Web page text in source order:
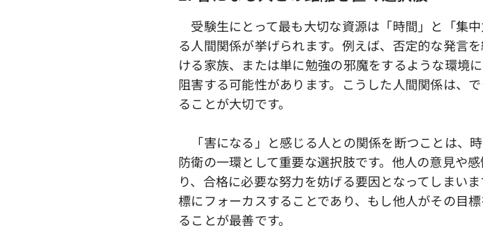
受験生にとって最も大切な資源は「時間」と「集
る人間関係が挙げられます。例えば、否定的な発言
ける家族、または単に勉強の邪魔をするような環境
阻害する可能性があります。こうした人間関係は、
ることが大切です。
「害になる」と感じる人との関係を断つことは、
防衛の一環として重要な選択肢です。他人の意見や
り、合格に必要な努力を妨げる要因となってしまい
標にフォーカスすることであり、もし他人がその目
ることが最善です。